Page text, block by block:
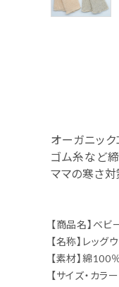
オーガニッ
ゴム糸など
ママの寒さ対
【商品名】ベ
【名称】レッグ
【素材】綿100
【サイズ・カラ